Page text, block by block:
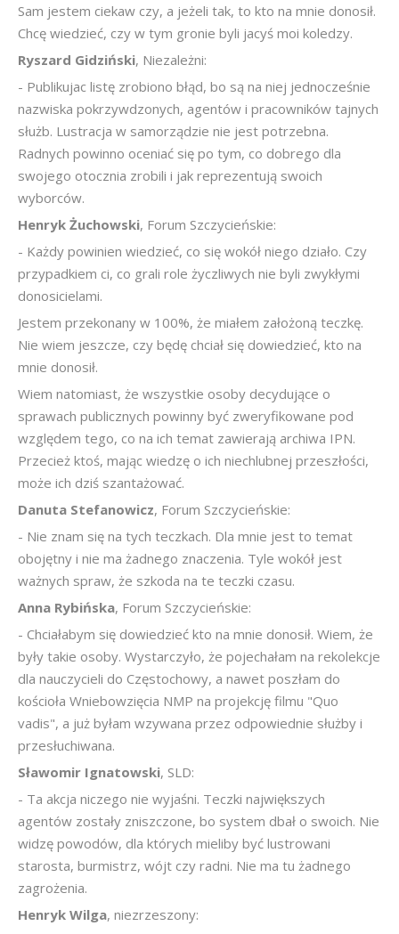
Sam jestem ciekaw czy, a jeżeli tak, to kto na mnie donosił.
Chcę wiedzieć, czy w tym gronie byli jacyś moi koledzy.
Ryszard Gidziński, Niezależni:
- Publikujac listę zrobiono błąd, bo są na niej jednocześnie
nazwiska pokrzywdzonych, agentów i pracowników tajnych
służb. Lustracja w samorządzie nie jest potrzebna.
Radnych powinno oceniać się po tym, co dobrego dla
swojego otocznia zrobili i jak reprezentują swoich
wyborców.
Henryk Żuchowski, Forum Szczycieńskie:
- Każdy powinien wiedzieć, co się wokół niego działo. Czy
przypadkiem ci, co grali role życzliwych nie byli zwykłymi
donosicielami.
Jestem przekonany w 100%, że miałem założoną teczkę.
Nie wiem jeszcze, czy będę chciał się dowiedzieć, kto na
mnie donosił.
Wiem natomiast, że wszystkie osoby decydujące o
sprawach publicznych powinny być zweryfikowane pod
względem tego, co na ich temat zawierają archiwa IPN.
Przecież ktoś, mając wiedzę o ich niechlubnej przeszłości,
może ich dziś szantażować.
Danuta Stefanowicz, Forum Szczycieńskie:
- Nie znam się na tych teczkach. Dla mnie jest to temat
obojętny i nie ma żadnego znaczenia. Tyle wokół jest
ważnych spraw, że szkoda na te teczki czasu.
Anna Rybińska, Forum Szczycieńskie:
- Chciałabym się dowiedzieć kto na mnie donosił. Wiem, że
były takie osoby. Wystarczyło, że pojechałam na rekolekcje
dla nauczycieli do Częstochowy, a nawet poszłam do
kościoła Wniebowzięcia NMP na projekcję filmu "Quo
vadis", a już byłam wzywana przez odpowiednie służby i
przesłuchiwana.
Sławomir Ignatowski, SLD:
- Ta akcja niczego nie wyjaśni. Teczki największych
agentów zostały zniszczone, bo system dbał o swoich. Nie
widzę powodów, dla których mieliby być lustrowani
starosta, burmistrz, wójt czy radni. Nie ma tu żadnego
zagrożenia.
Henryk Wilga, niezrzeszony: